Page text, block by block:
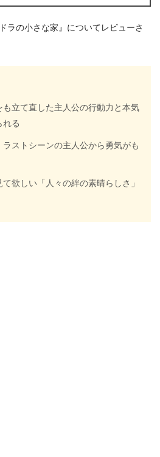
ラの小さな家』についてレビューさ
立て直した主人公の行動力と本気
れる
ストシーンの主人公から勇気がも
欲しい「人々の絆の素晴らしさ」